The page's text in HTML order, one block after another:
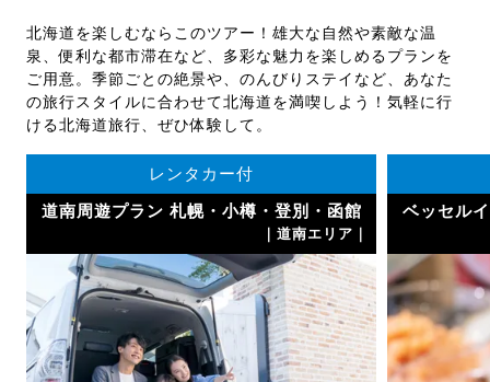
北海道を楽しむならこのツアー！雄大な自然や素敵な温
泉、便利な都市滞在など、多彩な魅力を楽しめるプランを
ご用意。季節ごとの絶景や、のんびりステイなど、あなた
の旅行スタイルに合わせて北海道を満喫しよう！気軽に行
ける北海道旅行、ぜひ体験して。
レンタカー付
道南周遊プラン 札幌・小樽・登別・函館
｜道南エリア｜
ベッセル